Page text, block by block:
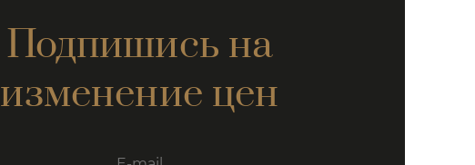
Подпишись на
изменение цен